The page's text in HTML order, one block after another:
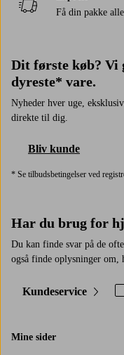
Få din pakke
Dit første køb? Vi
dyreste* vare.
Nyheder hver uge,
direkte til dig.
Bliv kunde
* Se tilbudsbetingelser ved
Har du brug for
Du kan finde svar på de
også finde oplysninger om,
Kundeservice
Mine sider